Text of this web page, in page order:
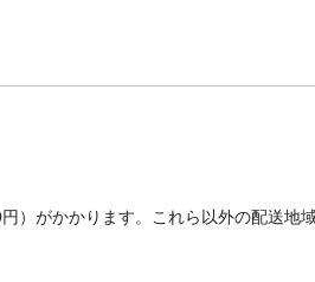
）がかかります。これら以外の配送地